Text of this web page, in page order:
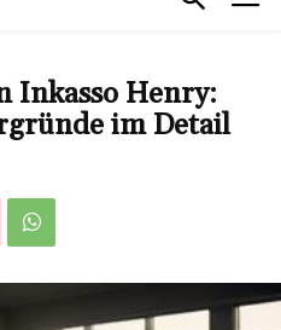
Inkasso Henry:
im Detail